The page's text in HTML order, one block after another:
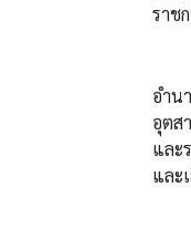
ราช
ม
อำน
อุตส
และ
และ